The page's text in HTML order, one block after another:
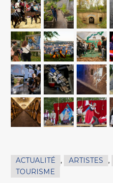
ACTUALITÉ , ARTISTES ,
TOURISME